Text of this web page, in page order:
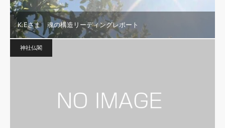
K.Eさま 魂の構造リーディングレポート
神社仏閣